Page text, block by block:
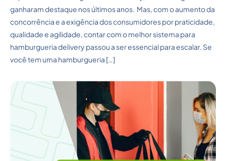
ganharam destaque nos últimos anos. Mas, com o aumento da
concorrência e a exigência dos consumidores por praticidade,
qualidade e agilidade, contar com o melhor sistema para
hamburgueria delivery passou a ser essencial para escalar. Se
você tem uma hamburgueria […]